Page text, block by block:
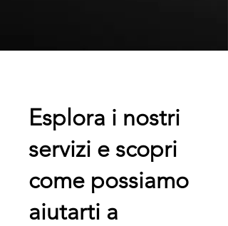
Esplora i nostri
servizi e scopri
come possiamo
aiutarti a